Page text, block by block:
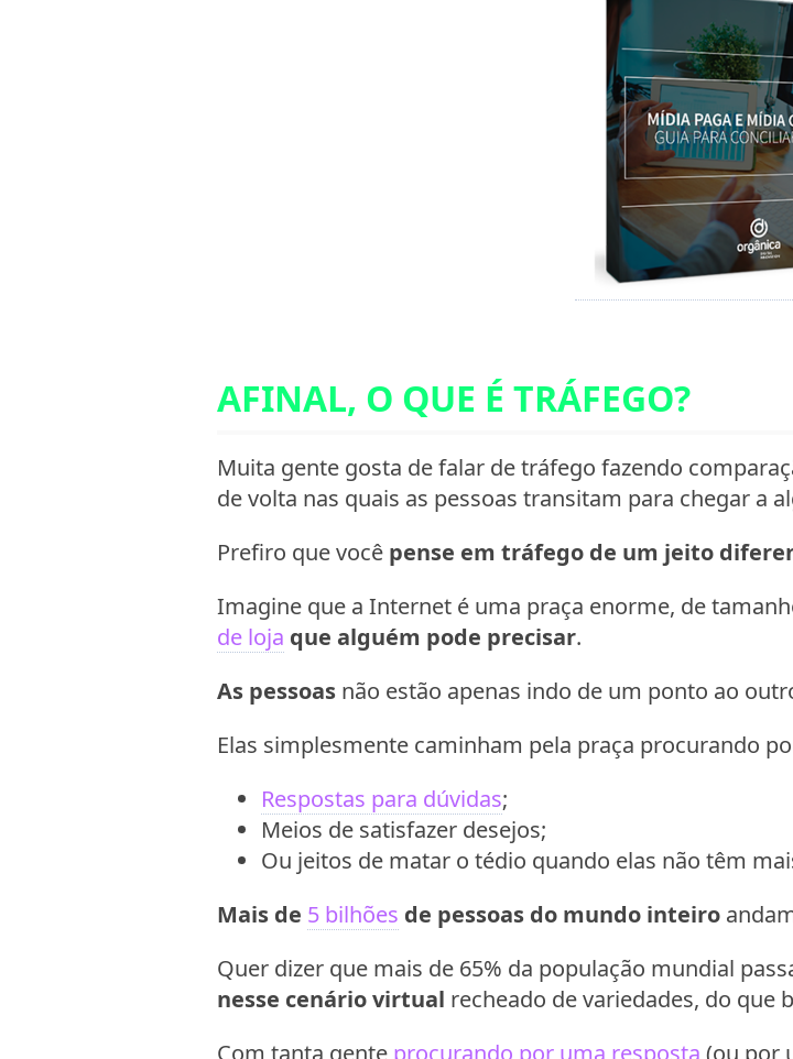
AFINAL, O QUE É TRÁFEGO?
Muita gente gosta de falar de tráfego fazendo
de volta nas quais as pessoas transitam para chegar a
Prefiro que você pense em tráfego de um jeito
Imagine que a Internet é uma praça enorme, de
de loja que alguém pode precisar.
As pessoas não estão apenas indo de um ponto ao
Elas simplesmente caminham pela praça procurando
Respostas para dúvidas;
Meios de satisfazer desejos;
Ou jeitos de matar o tédio quando elas não têm
Mais de 5 bilhões de pessoas do mundo inteiro
Quer dizer que mais de 65% da população mundial
nesse cenário virtual recheado de variedades, do que